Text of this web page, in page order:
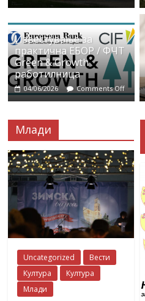
Известување за
практична ЕБОР / ФЧТ
Green & Growth
работилница
04/06/2026 Comments Off
Млади
Uncategorized
Вести
Култура
Култура
Млади